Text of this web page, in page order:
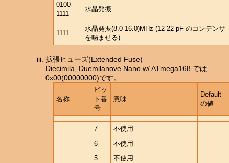
0100-
1111
水晶発振
1111
水晶発振(8.0-16.0)MHz (12-22 pF のコンデンサ
を噛ませる)
拡張ヒューズ(Extended Fuse)
Diecimila, Duemilanove Nano w/ ATmega168 では
0x00(00000000)です。
名称
ビッ
ト番
号
意味
Default
の値
7
不使用
6
不使用
5
不使用